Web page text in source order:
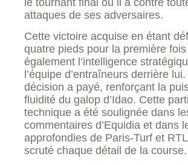
attaques de ses adversaires.
Cette victoire acquise en étant
quatre pieds pour la première
également l’intelligence
l’équipe d’entraîneurs derrière
décision a payé, renforçant la
fluidité du galop d’Idao. Cette
technique a été soulignée dans
commentaires d’Equidia et dans
approfondies de Paris-Turf et
scruté chaque détail de la course.